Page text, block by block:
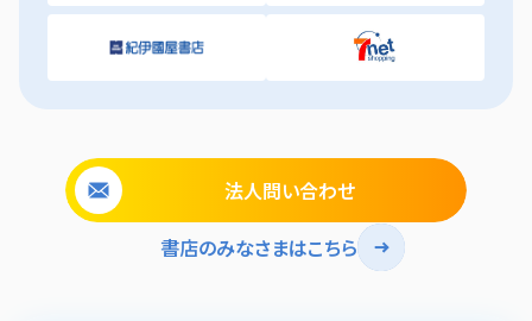
法人問い合わせ
書店のみなさまはこちら